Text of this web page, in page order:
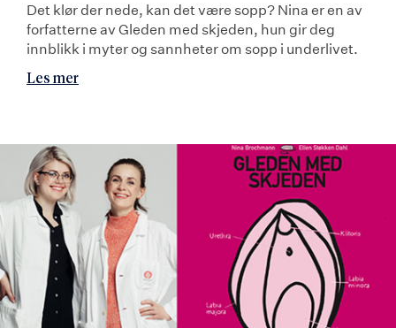
Det klør der nede, kan det være sopp? Nina er en av
forfatterne av Gleden med skjeden, hun gir deg
innblikk i myter og sannheter om sopp i underlivet.
Les mer